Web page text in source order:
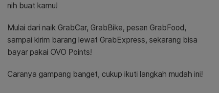
nih buat kamu!
Mulai dari naik GrabCar, GrabBike, pesan GrabFood,
sampai kirim barang lewat GrabExpress, sekarang bisa
bayar pakai OVO Points!
Caranya gampang banget, cukup ikuti langkah mudah ini!